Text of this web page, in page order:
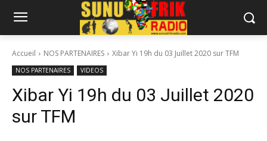
Accueil NOS PARTENAIRES Xibar Yi 19h du 03 Juillet 2020 sur TFM
NOS PARTENAIRES VIDEOS
Xibar Yi 19h du 03 Juillet 2020
sur TFM